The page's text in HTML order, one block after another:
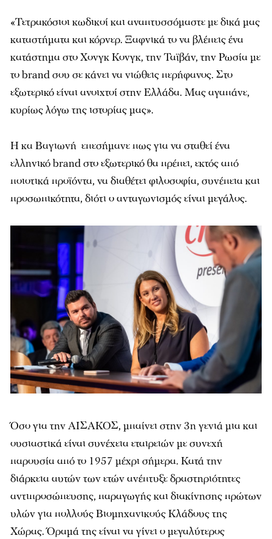
«Τετρακόσιοι κωδικοί και αναπτυσσόμαστε με δικά μας
καταστήματα και κόρνερ. Ξαφνικά το να βλέπεις ένα
κατάστημα στο Χονγκ Κονγκ, την Ταϊβάν, την Ρωσία με
το brand σου σε κάνει να νιώθεις περήφανος. Στο
εξωτερικό είναι ανοιχτοί στην Ελλάδα. Μας αγαπάνε,
κυρίως λόγω της ιστορίας μας».
Η κα Βαγιωνή επεσήμανε πως για να σταθεί ένα
ελληνικό brand στο εξωτερικό θα πρέπει, εκτός από
ποιοτικά προϊόντα, να διαθέτει φιλοσοφία, συνέπεια και
προσωπικότητα, διότι ο ανταγωνισμός είναι μεγάλος.
Όσο για την ΑΙΣΑΚΟΣ, μπαίνει στην 3η γενιά μια και
ουσιαστικά είναι συνέχεια εταιρειών με συνεχή
παρουσία από το 1957 μέχρι σήμερα. Κατά την
διάρκεια αυτών των ετών ανέπτυξε δραστηριότητες
αντιπροσώπευσης, παραγωγής και διακίνησης πρώτων
υλών για πολλούς Βιομηχανικούς Κλάδους της
Χώρας. Όραμά της είναι να γίνει ο μεγαλύτερος